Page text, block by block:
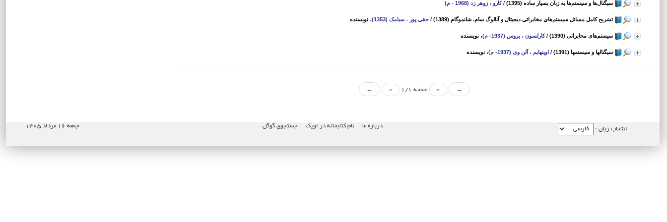
سیگنال‌ها و سیستم‌ها به زبان بسیار ساده (1395) /کارو ، زوهر زد (1968 - م)
تشریح کامل مسائل سیستم‌های مخابراتی دیجیتال و آنالوگ سام. شانموگام (1389) / حقی ‌پور ، سیامک (1353) ، نویسنده
سیستم‌های مخابراتی (1390) /کارلسون ، بروس (1937- م) ، نویسنده
سیگنالها و سیستمها (1391) / اوپنهایم ، آلن وی (1937- م) ، نویسنده
→
« صفحه 1/1 »
←
درباره ما نام کتابخانه در اوپک جستجوی گوگل جمعه ۱۶ مرداد ۱۴۰۵ انتخاب زبان :